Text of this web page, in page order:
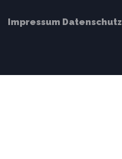
Impressum Datenschutz